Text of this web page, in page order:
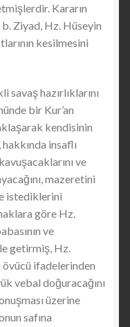
Kararın
Ziyad, Hz. Hüseyin
kesilmesini
hazırlıklarını
bir Kur’an
kendisinin
insaflı
ve
mazeretini
istediklerini
göre Hz.
ve
getirmiş, Hz.
övücü ifadelerinden
vebal doğuracağını
üzerine
safına